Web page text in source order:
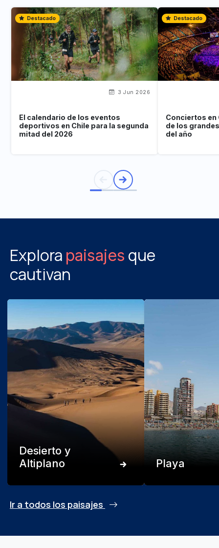
Destacado
3 Jun 2026
El calendario de los eventos
deportivos en Chile para la segunda
mitad del 2026
Destacado
Conciertos en
de los
del año
Explora paisajes que
cautivan
Desierto y
Altiplano
Playa
Ir a todos los paisajes